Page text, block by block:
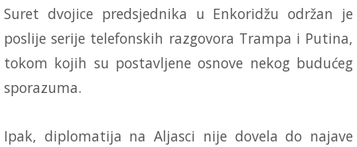
Suret dvojice predsjednika u Enkoridžu održan je
poslije serije telefonskih razgovora Trampa i Putina,
tokom kojih su postavljene osnove nekog budućeg
sporazuma.
Ipak, diplomatija na Aljasci nije dovela do najave